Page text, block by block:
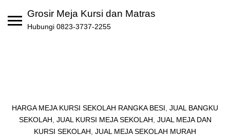
Grosir Meja Kursi dan Matras
Hubungi 0823-3737-2255
HARGA MEJA KURSI SEKOLAH RANGKA BESI JUAL BANGKU
SEKOLAH JUAL KURSI MEJA SEKOLAH JUAL MEJA DAN
KURSI SEKOLAH JUAL MEJA SEKOLAH MURAH